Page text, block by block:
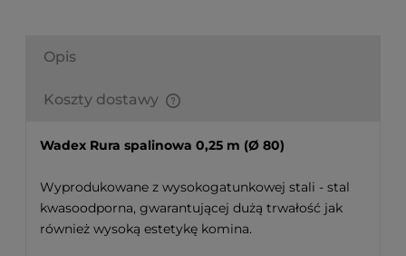
Opis
Koszty dostawy
produktów które się w nim znajdują.
Wadex Rura spalinowa 0,25 m (Ø 80)
Wyprodukowane z wysokogatunkowej stali - stal
kwasoodporna, gwarantującej dużą trwałość jak
również wysoką estetykę komina.